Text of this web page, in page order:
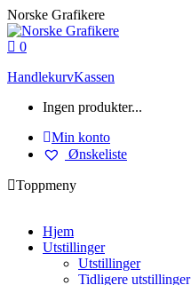
Skip
to
content
Norske Grafikere
0
HandlekurvKassen
Ingen produkter...
Min konto
Ønskeliste
Toppmeny
Hjem
Utstillinger
Utstillinger
Tidligere utstillinger